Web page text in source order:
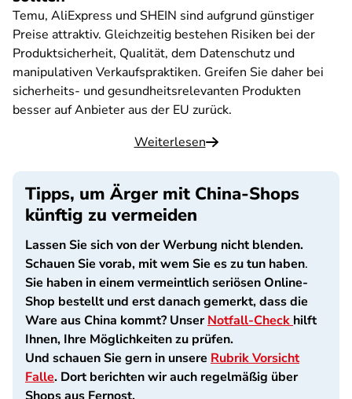
Temu, AliExpress und SHEIN sind aufgrund günstiger
Preise attraktiv. Gleichzeitig bestehen Risiken bei der
Produktsicherheit, Qualität, dem Datenschutz und
manipulativen Verkaufspraktiken. Greifen Sie daher bei
sicherheits- und gesundheitsrelevanten Produkten
besser auf Anbieter aus der EU zurück.
Weiterlesen
Tipps, um Ärger mit China-Shops
künftig zu vermeiden
Lassen Sie sich von der Werbung nicht blenden.
Schauen Sie vorab, mit wem Sie es zu tun haben.
Sie haben in einem vermeintlich seriösen Online-
Shop bestellt und erst danach gemerkt, dass die
Ware aus China kommt? UnserNotfall-Check hilft
Ihnen, Ihre Möglichkeiten zu prüfen.
Und schauen Sie gern in unsere Rubrik Vorsicht
Falle. Dort berichten wir auch regelmäßig über